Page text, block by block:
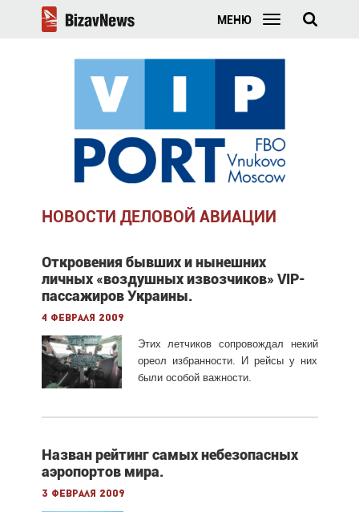
МЕНЮ
НОВОСТИ ДЕЛОВОЙ АВИАЦИИ
Откровения бывших и нынешних
личных «воздушных извозчиков» VIP-
пассажиров Украины.
4 февраля 2009
Этих летчиков сопровождал некий
ореол избранности. И рейсы у них
были особой важности.
Назван рейтинг самых небезопасных
аэропортов мира.
3 февраля 2009